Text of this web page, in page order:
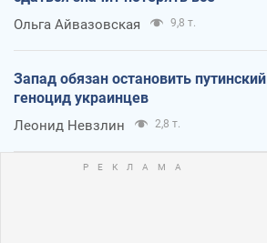
Ольга Айвазовская 9,8 т.
Запад обязан остановить путинский
геноцид украинцев
Леонид Невзлин 2,8 т.